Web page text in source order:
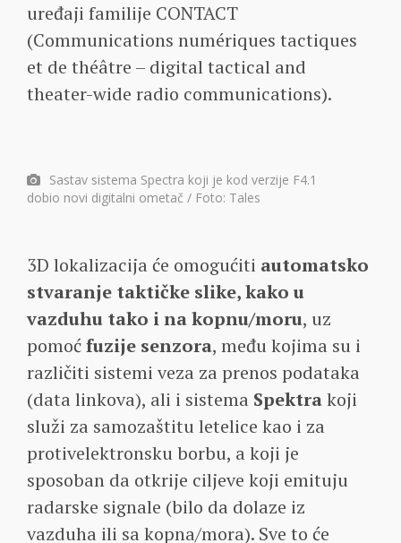
uređaji familije CONTACT
(Communications numériques tactiques
et de théâtre – digital tactical and
theater-wide radio communications).
Sastav sistema Spectra koji je kod verzije F4.1
dobio novi digitalni ometač / Foto: Tales
3D lokalizacija će omogućiti automatsko
stvaranje taktičke slike, kako u
vazduhu tako i na kopnu/moru, uz
pomoćfuzije senzora, među kojima su i
različiti sistemi veza za prenos podataka
(data linkova), ali i sistema Spektrakoji
služi za samozaštitu letelice kao i za
protivelektronsku borbu, a koji je
sposoban da otkrije ciljeve koji emituju
radarske signale (bilo da dolaze iz
vazduha ili sa kopna/mora). Sve to će